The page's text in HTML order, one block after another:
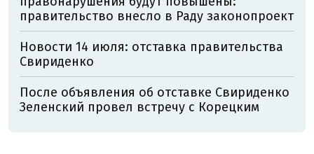
правительство внесло в Раду законопроект
Новости 14 июля: отставка правительства
Свириденко
После объявления об отставке Свириденко
Зеленский провел встречу с Корецким